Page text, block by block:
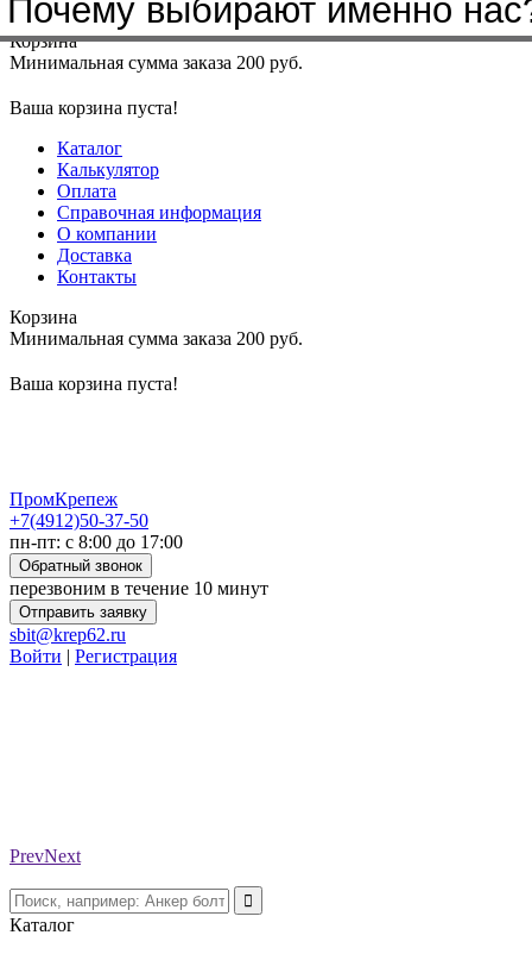
Меню+7(4912)50-37-50sbit@krep62.ru
Корзина
Минимальная сумма заказа 200 руб.
Ваша корзина пуста!
Каталог
Калькулятор
Оплата
Справочная информация
О компании
Доставка
Контакты
Корзина
Минимальная сумма заказа 200 руб.
Ваша корзина пуста!
ПромКрепеж
+7(4912)50-37-50
пн-пт: с 8:00 до 17:00
Обратный звонок
перезвоним в течение 10 минут
Отправить заявку
sbit@krep62.ru
Войти | Регистрация
PrevNext
Каталог
Почему выбирают именно